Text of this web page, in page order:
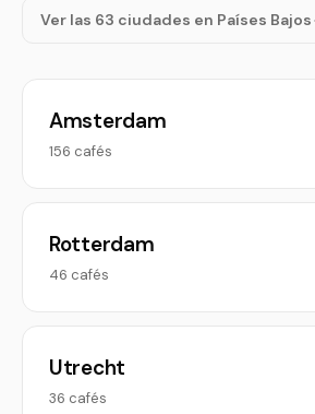
Ver las 63 ciudades en Países Bajos
Amsterdam
156 cafés
Rotterdam
46 cafés
Utrecht
36 cafés